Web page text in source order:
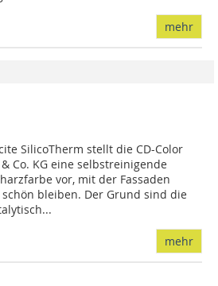
mehr
SilicoTherm stellt die CD-Color
Co. KG eine selbstreinigende
vor, mit der Fassaden
blei­­­ben. Der Grund sind die
mehr